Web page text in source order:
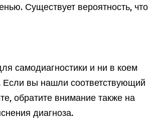
Существует вероятность, что
самодиагностики и ни в коем
Если вы нашли соответствующий
обратите внимание также на
диагноза.